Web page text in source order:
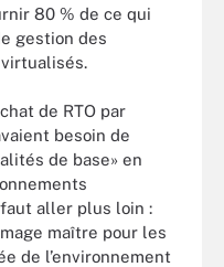
80 % de ce qui
gestion des
de RTO par
besoin de
de base» en
aller plus loin :
maître pour les
de l’environnement